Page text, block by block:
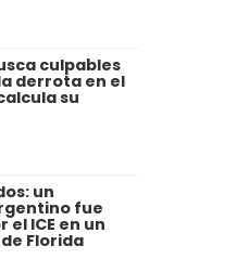
culpables
derrota en el
su
un
fue
ICE en un
Florida